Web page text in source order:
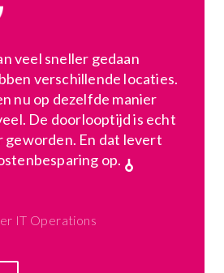
veel sneller gedaan
verschillende locaties.
nu op dezelfde manier
De doorlooptijd is echt
geworden. En dat levert
op.
IT Operations